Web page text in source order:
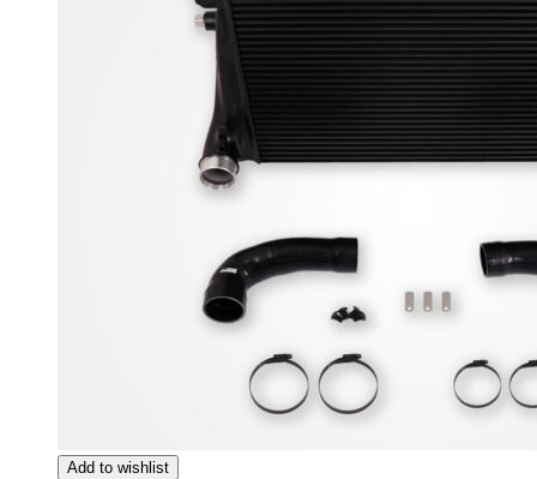
Add to wishlist